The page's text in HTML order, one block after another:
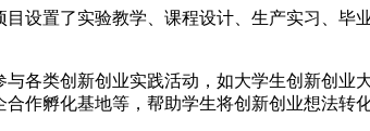
目设置了实验教学、课程设计、生产实习、
与各类创新创业实践活动，如大学生创新创
作孵化基地等，帮助学生将创新创业想法转